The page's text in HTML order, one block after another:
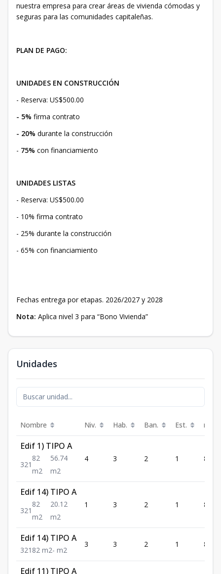
nuestra empresa para crear áreas de vivienda cómodas y
seguras para las comunidades capitaleñas.
PLAN DE PAGO:
UNIDADES EN CONSTRUCCIÓN
- Reserva: US$500.00
- 5% firma contrato
- 20% durante la construcción
- 75% con financiamiento
UNIDADES LISTAS
- Reserva: US$500.00
- 10% firma contrato
- 25% durante la construcción
- 65% con financiamiento
Fechas entrega por etapas. 2026/2027 y 2028
Nota: Aplica nivel 3 para “Bono Vivienda”
Unidades
Nombre Niv. Hab. Ban. Est. m²
Edif 1) TIPO A
321
82
m2
56.74
m2
4 3 2 1 82
Edif 14) TIPO A
321
82
m2
20.12
m2
1 3 2 1 82
Edif 14) TIPO A
321 82 m2- m2
3 3 2 1 82
Edif 11) TIPO A